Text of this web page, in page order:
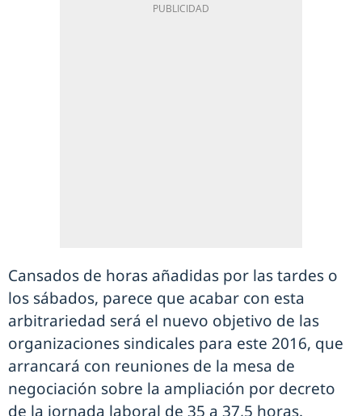
Cansados de horas añadidas por las tardes o
los sábados, parece que acabar con esta
arbitrariedad será el nuevo objetivo de las
organizaciones sindicales para este 2016, que
arrancará con reuniones de la mesa de
negociación sobre la ampliación por decreto
de la jornada laboral de 35 a 37,5 horas.